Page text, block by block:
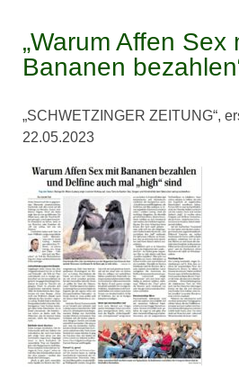
„Warum Affen Sex
Bananen
„SCHWETZINGER ZEITUNG“,
22.05.2023